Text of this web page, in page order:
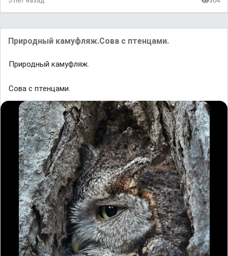
Природный камуфляж.Сова с птенцами.
Природный камуфляж.
Сова с птенцами.